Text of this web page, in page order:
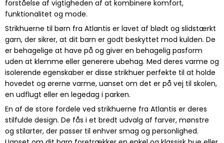
forståelse af vigtigheden af at kombinere komfort,
funktionalitet og mode.
Strikhuerne til børn fra Atlantis er lavet af blødt og slidstærkt
garn, der sikrer, at dit barn er godt beskyttet mod kulden. De
er behagelige at have på og giver en behagelig pasform
uden at klemme eller generere ubehag. Med deres varme og
isolerende egenskaber er disse strikhuer perfekte til at holde
hovedet og ørerne varme, uanset om det er på vej til skolen,
en udflugt eller en legedag i parken.
En af de store fordele ved strikhuerne fra Atlantis er deres
stilfulde design. De fås i et bredt udvalg af farver, mønstre
og stilarter, der passer til enhver smag og personlighed.